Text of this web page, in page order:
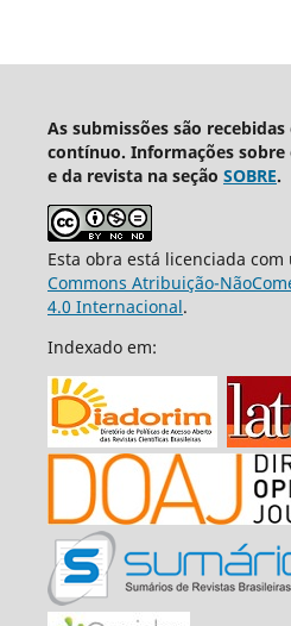
As submissões são
contínuo. Informações sobre
e da revista na seção SOBRE.
Esta obra está licenciada com
Commons Atribuição-
4.0 Internacional.
Indexado em: